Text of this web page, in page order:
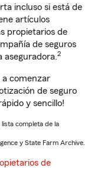
incluso si está de
artículos
propietarios de
de seguros
aseguradora.2
a comenzar
de seguro
y sencillo!
completa de la
y State Farm Archive.
de